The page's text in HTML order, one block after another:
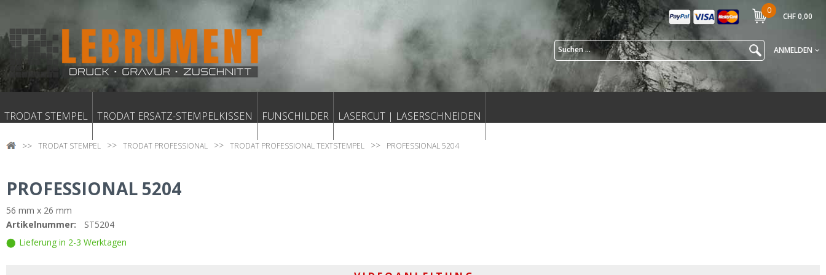
TRODAT STEMPEL TRODAT ERSATZ-STEMPELKISSEN FUNSCHILDER LASERCUT | LASERSCHNEIDEN
0
CHF 0,00
ANMELDEN
TRODAT STEMPEL TRODAT PROFESSIONAL TRODAT PROFESSIONAL TEXTSTEMPEL PROFESSIONAL 5204
PROFESSIONAL 5204
56 mm x 26 mm
Artikelnummer:
ST5204
Lieferung in 2-3 Werktagen